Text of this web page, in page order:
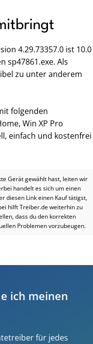
4.29.73357.0 ist 10.0
sp47861.exe. Als
zu unter anderem
folgenden
Win XP Pro
einfach und kostenfrei
Gerät gewählt hast, leiten wir
handelt es sich um einen
diesen Link einen Kauf tätigst,
hilft Treiber.de weiterhin zu
dass du den korrekten
Problemen vorzubeugen.
ich meinen
für jedes